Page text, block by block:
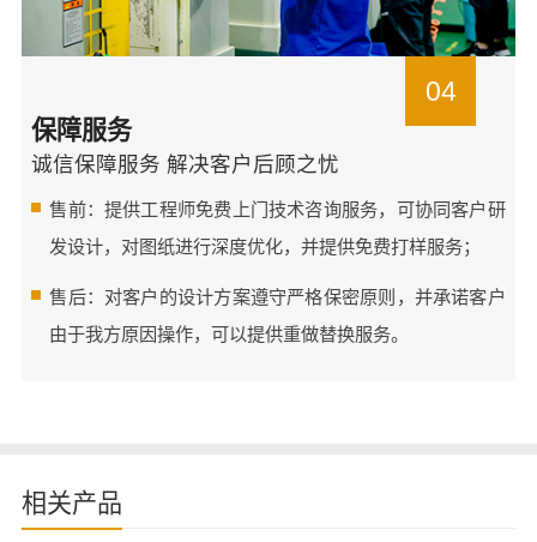
04
保障服务
诚信保障服务 解决客户后顾之忧
售前：提供工程师免费上门技术咨询服务，可协同客户研
发设计，对图纸进行深度优化，并提供免费打样服务；
售后：对客户的设计方案遵守严格保密原则，并承诺客户
由于我方原因操作，可以提供重做替换服务。
相关产品